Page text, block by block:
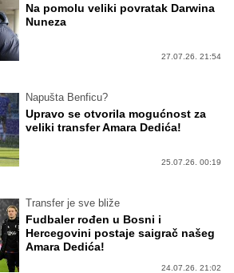
Na pomolu veliki povratak Darwina
Nuneza
27.07.26. 21:54
Napušta Benficu?
Upravo se otvorila mogućnost za
veliki transfer Amara Dedića!
25.07.26. 00:19
Transfer je sve bliže
Fudbaler rođen u Bosni i
Hercegovini postaje saigrač našeg
Amara Dedića!
24.07.26. 21:02